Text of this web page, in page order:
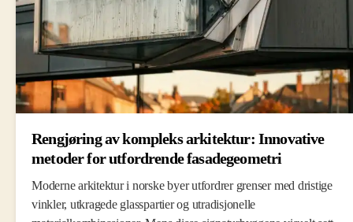
Rengjøring av kompleks arkitektur: Innovative
metoder for utfordrende fasadegeometri
Moderne arkitektur i norske byer utfordrer grenser med dristige
vinkler, utkragede glasspartier og utradisjonelle